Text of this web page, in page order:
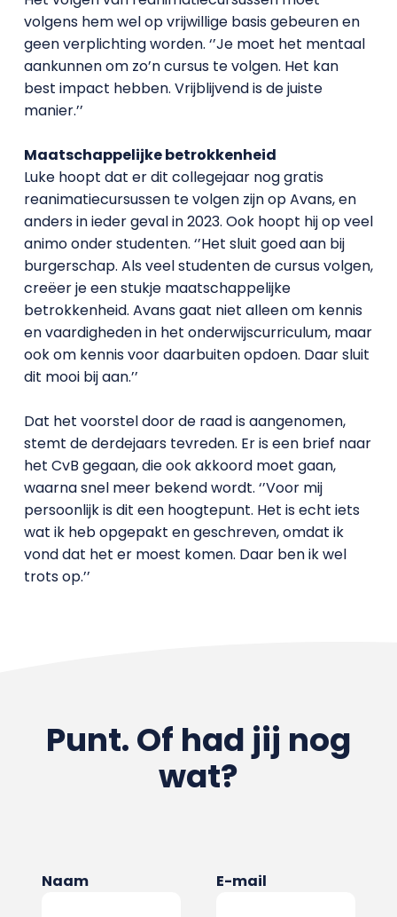
volgens hem wel op vrijwillige basis gebeuren en
geen verplichting worden. ‘’Je moet het mentaal
aankunnen om zo’n cursus te volgen. Het kan
best impact hebben. Vrijblijvend is de juiste
manier.’’
Maatschappelijke betrokkenheid
Luke hoopt dat er dit collegejaar nog gratis
reanimatiecursussen te volgen zijn op Avans, en
anders in ieder geval in 2023. Ook hoopt hij op veel
animo onder studenten. ‘’Het sluit goed aan bij
burgerschap. Als veel studenten de cursus volgen,
creëer je een stukje maatschappelijke
betrokkenheid. Avans gaat niet alleen om kennis
en vaardigheden in het onderwijscurriculum, maar
ook om kennis voor daarbuiten opdoen. Daar sluit
dit mooi bij aan.’’
Dat het voorstel door de raad is aangenomen,
stemt de derdejaars tevreden. Er is een brief naar
het CvB gegaan, die ook akkoord moet gaan,
waarna snel meer bekend wordt. ‘’Voor mij
persoonlijk is dit een hoogtepunt. Het is echt iets
wat ik heb opgepakt en geschreven, omdat ik
vond dat het er moest komen. Daar ben ik wel
trots op.’’
Punt. Of had jij nog
wat?
Naam E-mail